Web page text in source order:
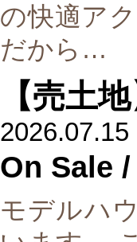
の快適ア
だから…
【売土
2026.07.15
On Sale /
モデルハ